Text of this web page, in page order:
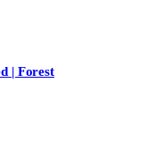
| Forest